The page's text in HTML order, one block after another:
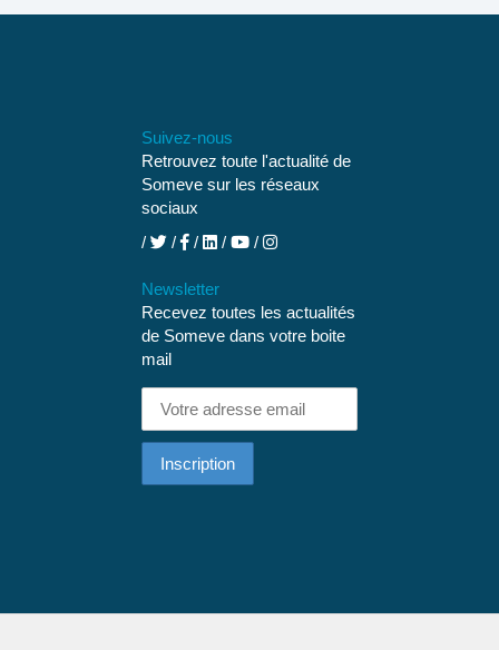
Suivez-nous
Retrouvez toute l'actualité de
Someve sur les réseaux
sociaux
Newsletter
Recevez toutes les actualités
de Someve dans votre boite
mail